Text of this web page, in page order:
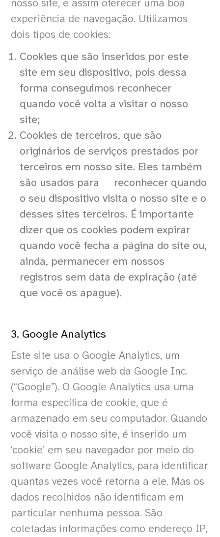
nosso site, e assim oferecer uma boa
experiência de navegação. Utilizamos
dois tipos de cookies:
Cookies que são inseridos por este
site em seu dispositivo, pois dessa
forma conseguimos reconhecer
quando você volta a visitar o nosso
site;
Cookies de terceiros, que são
originários de serviços prestados por
terceiros em nosso site. Eles também
são usados para reconhecer quando
o seu dispositivo visita o nosso site e o
desses sites terceiros. É importante
dizer que os cookies podem expirar
quando você fecha a página do site ou,
ainda, permanecer em nossos
registros sem data de expiração (até
que você os apague).
3. Google Analytics
Este site usa o Google Analytics, um
serviço de análise web da Google Inc.
(“Google”). O Google Analytics usa uma
forma específica de cookie, que é
armazenado em seu computador. Quando
você visita o nosso site, é inserido um
‘cookie’ em seu navegador por meio do
software Google Analytics, para identificar
quantas vezes você retorna a ele. Mas os
dados recolhidos não identificam em
particular nenhuma pessoa. São
coletadas informações como endereço IP,